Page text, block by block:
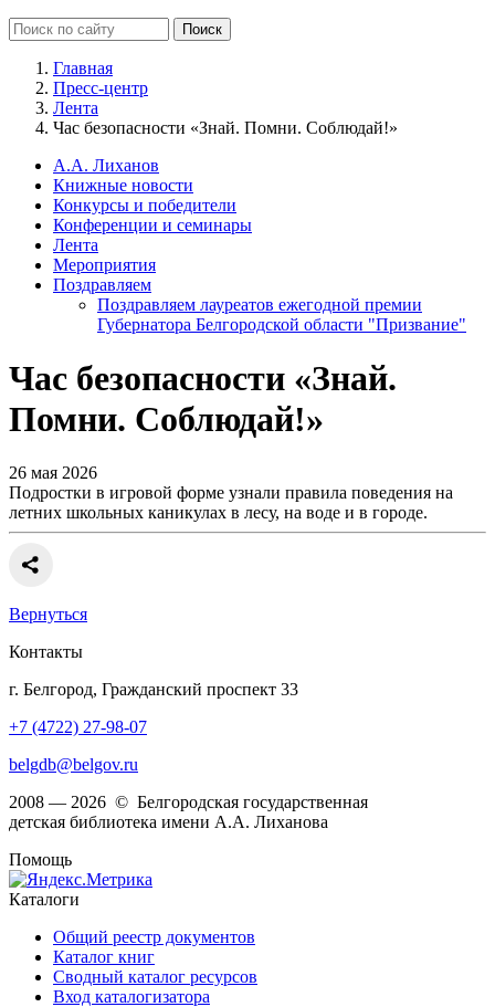
Главная
Пресс-центр
Лента
Час безопасности «Знай. Помни. Соблюдай!»
А.А. Лиханов
Книжные новости
Конкурсы и победители
Конференции и семинары
Лента
Мероприятия
Поздравляем
Поздравляем лауреатов ежегодной премии
Губернатора Белгородской области "Призвание"
Час безопасности «Знай.
Помни. Соблюдай!»
26 мая 2026
Подростки в игровой форме узнали правила поведения на
летних школьных каникулах в лесу, на воде и в городе.
Вернуться
Контакты
г. Белгород, Гражданский проспект 33
+7 (4722) 27-98-07
belgdb@belgov.ru
2008 — 2026 © Белгородская государственная
детская библиотека имени А.А. Лиханова
Помощь
Каталоги
Общий реестр документов
Каталог книг
Сводный каталог ресурсов
Вход каталогизатора